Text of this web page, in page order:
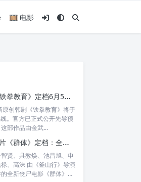
🎞️ 电影
Netflix《铁拳教育》定档6月5日：金武烈、李星民集结出击，这次要用铁腕重整失控校园
原创韩剧《铁拳教育》将于
。官方已正式公开先导预
部作品由金武...
延尚昊新片《群体》定档：全智贤时隔11年回归大银幕，池昌旭、具教焕联手闯丧尸危机
智贤、具教焕、池昌旭、申
、高洙 由《釜山行》导演
全新丧尸电影《群体》正